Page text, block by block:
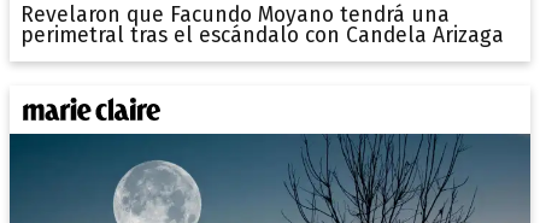
Revelaron que Facundo Moyano tendrá una
perimetral tras el escándalo con Candela Arizaga